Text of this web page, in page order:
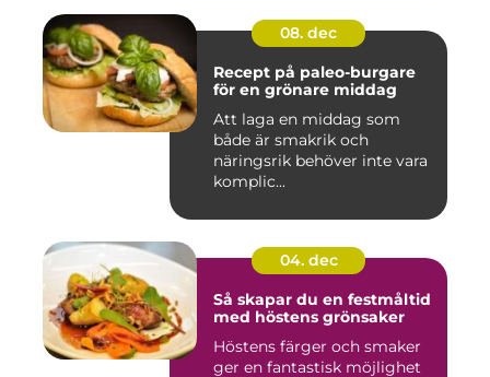
08. dec
Recept på paleo-burgare
för en grönare middag
Att laga en middag som
både är smakrik och
näringsrik behöver inte vara
komplic...
04. dec
Så skapar du en festmåltid
med höstens grönsaker
Höstens färger och smaker
ger en fantastisk möjlighet